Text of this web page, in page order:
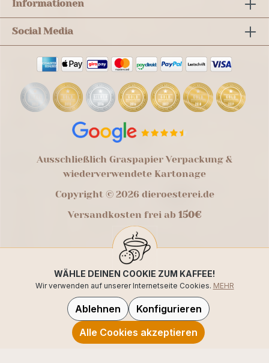
Informationen
Social Media
Ausschließlich Graspapier Verpackung &
wiederverwendete Kartonage
Copyright © 2026 dieroesterei.de
Versandkosten frei ab 150€
WÄHLE DEINEN COOKIE ZUM KAFFEE!
Wir verwenden auf unserer Internetseite Cookies. MEHR
Ablehnen
Konfigurieren
Alle Cookies akzeptieren